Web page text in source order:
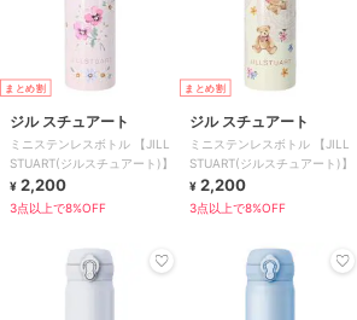
まとめ割
ジル スチュアート
ミニステンレスボトル 【JILL
STUART(ジルスチュアート)】
¥ 2,200
3点以上で8%OFF
まとめ割
ジル スチュアート
ミニステンレスボトル 【JILL
STUART(ジルスチュアート)】
¥ 2,200
3点以上で8%OFF